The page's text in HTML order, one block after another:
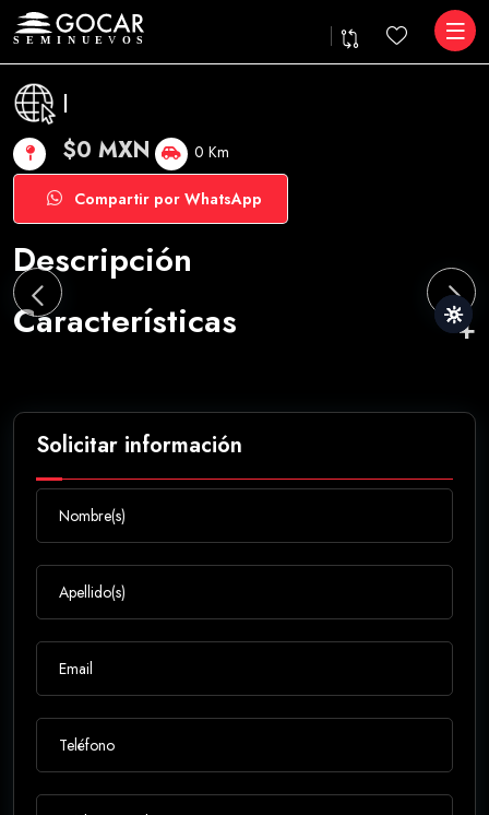
|
$0 MXN 0 Km
Compartir por WhatsApp
Descripción
Características
Solicitar información